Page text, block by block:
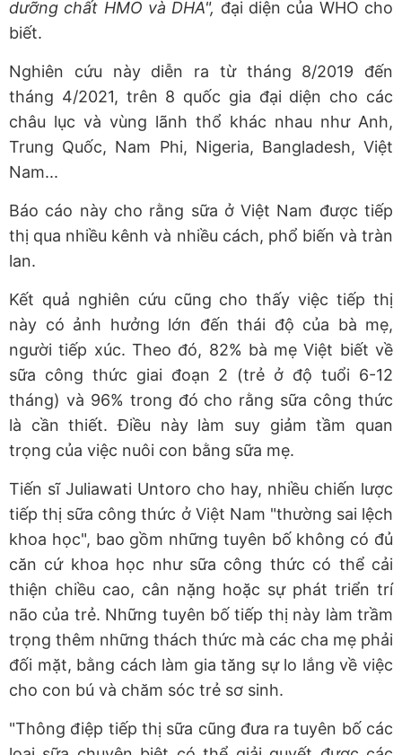
dưỡng chất HMO và DHA", đại diện của WHO cho
biết.
Nghiên cứu này diễn ra từ tháng 8/2019 đến
tháng 4/2021, trên 8 quốc gia đại diện cho các
châu lục và vùng lãnh thổ khác nhau như Anh,
Trung Quốc, Nam Phi, Nigeria, Bangladesh, Việt
Nam...
Báo cáo này cho rằng sữa ở Việt Nam được tiếp
thị qua nhiều kênh và nhiều cách, phổ biến và tràn
lan.
Kết quả nghiên cứu cũng cho thấy việc tiếp thị
này có ảnh hưởng lớn đến thái độ của bà mẹ,
người tiếp xúc. Theo đó, 82% bà mẹ Việt biết về
sữa công thức giai đoạn 2 (trẻ ở độ tuổi 6-12
tháng) và 96% trong đó cho rằng sữa công thức
là cần thiết. Điều này làm suy giảm tầm quan
trọng của việc nuôi con bằng sữa mẹ.
Tiến sĩ Juliawati Untoro cho hay, nhiều chiến lược
tiếp thị sữa công thức ở Việt Nam "thường sai lệch
khoa học", bao gồm những tuyên bố không có đủ
căn cứ khoa học như sữa công thức có thể cải
thiện chiều cao, cân nặng hoặc sự phát triển trí
não của trẻ. Những tuyên bố tiếp thị này làm trầm
trọng thêm những thách thức mà các cha mẹ phải
đối mặt, bằng cách làm gia tăng sự lo lắng về việc
cho con bú và chăm sóc trẻ sơ sinh.
"Thông điệp tiếp thị sữa cũng đưa ra tuyên bố các